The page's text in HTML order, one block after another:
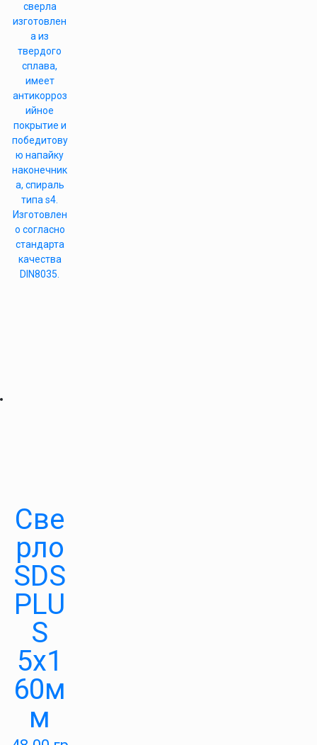
сверла
изготовлен
а из
твердого
сплава,
имеет
антикорроз
ийное
покрытие и
победитову
ю напайку
наконечник
а, спираль
типа s4.
Изготовлен
о согласно
стандарта
качества
DIN8035.
Све
рло
SDS
PLU
S
5х1
60м
м